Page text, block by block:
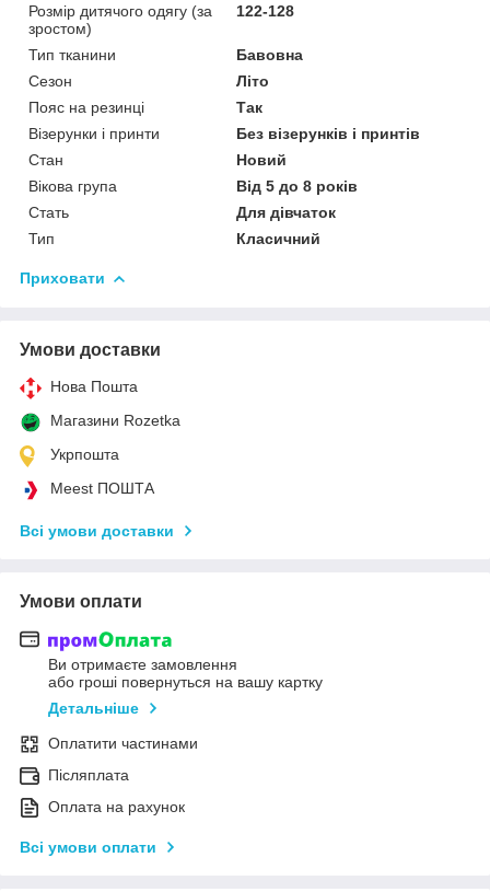
Розмір дитячого одягу (за
зростом)
122-128
Тип тканини
Бавовна
Сезон
Літо
Пояс на резинці
Так
Візерунки і принти
Без візерунків і принтів
Стан
Новий
Вікова група
Від 5 до 8 років
Стать
Для дівчаток
Тип
Класичний
Приховати
Умови доставки
Нова Пошта
Магазини Rozetka
Укрпошта
Meest ПОШТА
Всі умови доставки
Умови оплати
Ви отримаєте замовлення
або гроші повернуться на вашу картку
Детальніше
Оплатити частинами
Післяплата
Оплата на рахунок
Всі умови оплати